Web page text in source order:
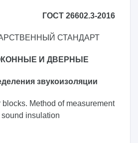
ГОСТ 26602.3-2016
СТАНДАРТ
И ДВЕРНЫЕ
звукоизоляции
Method of measurement
sound insulation